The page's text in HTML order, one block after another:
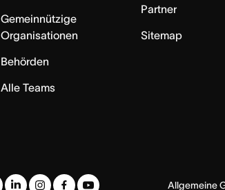
Gemeinnützige
Organisationen
Behörden
Alle Teams
Partner
Sitemap
Allgemeine